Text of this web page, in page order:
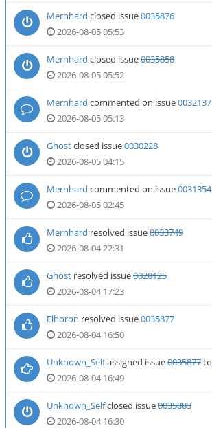
Mernhard closed issue0035876
2026-08-05 05:53
Mernhard closed issue0035858
2026-08-05 05:52
Mernhard commented on issue0032137
2026-08-05 05:13
Ghostclosed issue0030228
2026-08-05 04:15
Mernhard commented on issue0031354
2026-08-05 02:45
Mernhard resolved issue0033749
2026-08-04 22:31
Ghost resolved issue0028125
2026-08-04 17:23
Elhoron resolved issue0035877
2026-08-04 16:50
Unknown_Selfassigned issue0035877to
2026-08-04 16:49
Unknown_Selfclosed issue0035883
2026-08-04 16:30